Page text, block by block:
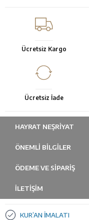
Ücretsiz Kargo
Ücretsiz İade
HAYRAT NEŞRIYAT
ÖNEMLI BILGILER
ÖDEME VE SİPARİŞ
İLETİŞİM
KUR’AN İMALATI